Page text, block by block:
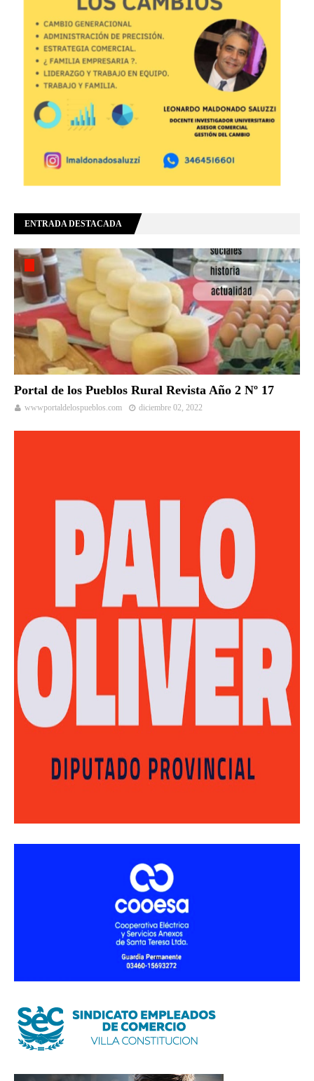
ENTRADA DESTACADA
Portal de los Pueblos Rural Revista Año 2 Nº 17
wwwportaldelospueblos.com diciembre 02, 2022